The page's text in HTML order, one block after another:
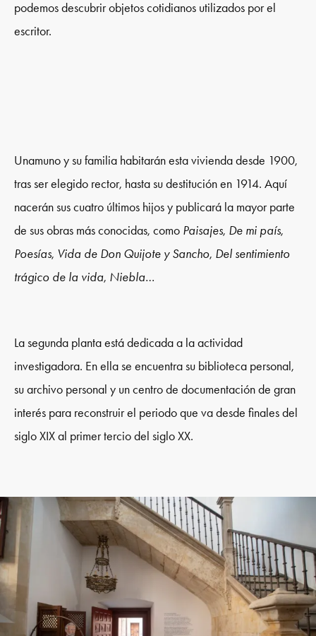
podemos descubrir objetos cotidianos utilizados por el
escritor.
Unamuno y su familia habitarán esta vivienda desde 1900,
tras ser elegido rector, hasta su destitución en 1914. Aquí
nacerán sus cuatro últimos hijos y publicará la mayor parte
de sus obras más conocidas, como Paisajes, De mi país,
Poesías, Vida de Don Quijote y Sancho, Del sentimiento
trágico de la vida, Niebla…
La segunda planta está dedicada a la actividad
investigadora. En ella se encuentra su biblioteca personal,
su archivo personal y un centro de documentación de gran
interés para reconstruir el periodo que va desde finales del
siglo XIX al primer tercio del siglo XX.